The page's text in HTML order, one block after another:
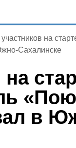
на
Сахалинске
в